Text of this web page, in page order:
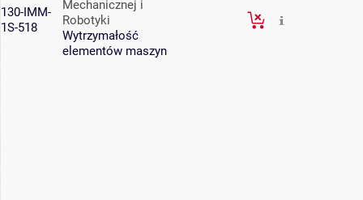
130-IMM-
1S-518
Mechanicznej i
Robotyki
Wytrzymałość
elementów maszyn